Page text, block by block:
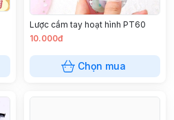
Lược cầm tay hoạt hình PT60
10.000đ
Chọn mua